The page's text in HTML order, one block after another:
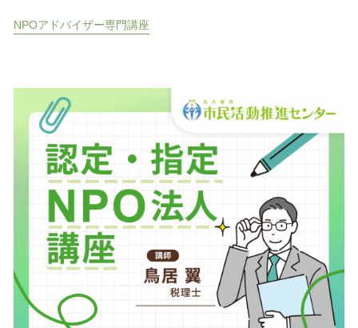
NPOアドバイザー専門講座